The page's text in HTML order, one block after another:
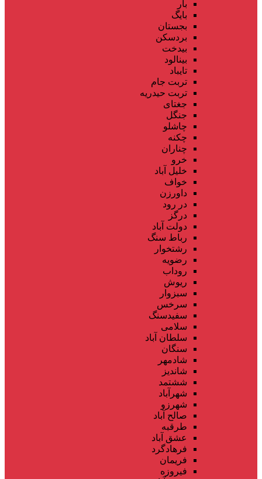
بار
بایگ
بجستان
بردسکن
بیدخت
بینالود
تایباد
تربت جام
تربت حیدریه
جغتای
جنگل
چاشلو
چکنه
چناران
خرو
خلیل آباد
خواف
داورزن
در رود
درگز
دولت آباد
رباط سنگ
رشتخوار
رضویه
روداب
ریوش
سبزوار
سرخس
سفیدسنگ
سلامی
سلطان آباد
سنگان
شادمهر
شاندیز
ششتمد
شهرآباد
شهرزو
صالح آباد
طرقبه
عشق آباد
فرهادگرد
فریمان
فیروزه